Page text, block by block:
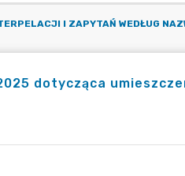
I ZAPYTAŃ WEDŁUG
dotycząca